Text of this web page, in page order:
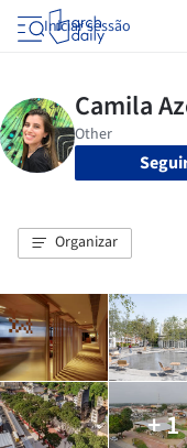
Iniciar sessão
Organizar
+ 1